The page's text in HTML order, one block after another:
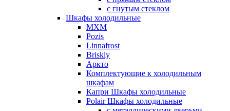
с гнутым стеклом
Шкафы холодильные
МХМ
Pozis
Linnafrost
Briskly
Аркто
Комплектующие к холодильным
шкафам
Капри Шкафы холодильные
Polair Шкафы холодильные